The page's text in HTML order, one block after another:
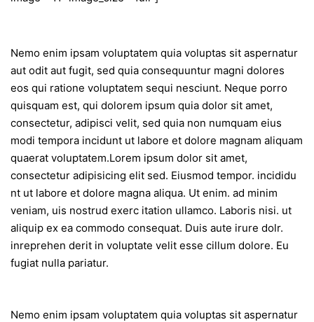
Nemo enim ipsam voluptatem quia voluptas sit aspernatur
aut odit aut fugit, sed quia consequuntur magni dolores
eos qui ratione voluptatem sequi nesciunt. Neque porro
quisquam est, qui dolorem ipsum quia dolor sit amet,
consectetur, adipisci velit, sed quia non numquam eius
modi tempora incidunt ut labore et dolore magnam aliquam
quaerat voluptatem.Lorem ipsum dolor sit amet,
consectetur adipisicing elit sed. Eiusmod tempor. incididu
nt ut labore et dolore magna aliqua. Ut enim. ad minim
veniam, uis nostrud exerc itation ullamco. Laboris nisi. ut
aliquip ex ea commodo consequat. Duis aute irure dolr.
inreprehen derit in voluptate velit esse cillum dolore. Eu
fugiat nulla pariatur.
Nemo enim ipsam voluptatem quia voluptas sit aspernatur